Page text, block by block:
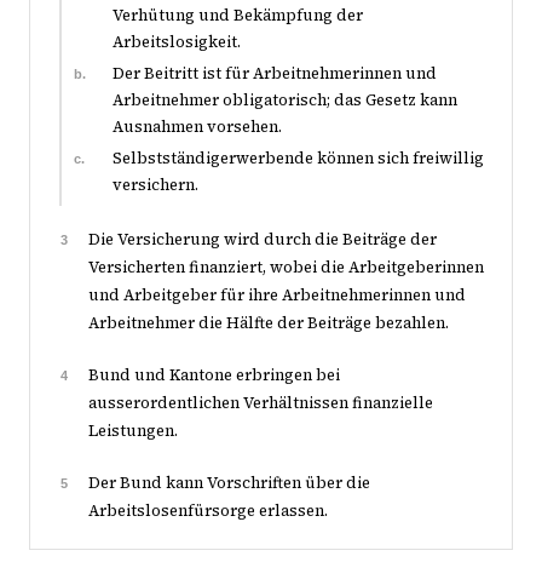
Verhütung und Bekämpfung der
Arbeitslosigkeit.
b.
Der Beitritt ist für Arbeitnehmerinnen und
Arbeitnehmer obligatorisch; das Gesetz kann
Ausnahmen vorsehen.
c.
Selbstständigerwerbende können sich freiwillig
versichern.
3
Die Versicherung wird durch die Beiträge der
Versicherten finanziert, wobei die Arbeitgeberinnen
und Arbeitgeber für ihre Arbeitnehmerinnen und
Arbeitnehmer die Hälfte der Beiträge bezahlen.
4
Bund und Kantone erbringen bei
ausserordentlichen Verhältnissen finanzielle
Leistungen.
5
Der Bund kann Vorschriften über die
Arbeitslosenfürsorge erlassen.